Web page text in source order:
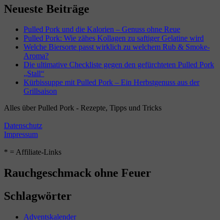
Neueste Beiträge
Pulled Pork und die Kalorien – Genuss ohne Reue
Pulled Pork: Wie zähes Kollagen zu saftiger Gelatine wird
Welche Biersorte passt wirklich zu welchem Rub & Smoke-
Aroma?
Die ultimative Checkliste gegen den gefürchteten Pulled Pork
„Stall“
Kürbissuppe mit Pulled Pork – Ein Herbstgenuss aus der
Grillsaison
Alles über Pulled Pork - Rezepte, Tipps und Tricks
Datenschutz
Impressum
* = Affiliate-Links
Rauchgeschmack ohne Feuer
Schlagwörter
Adventskalender